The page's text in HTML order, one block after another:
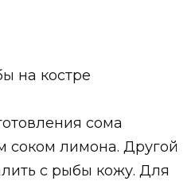
на костре
сома
соком лимона. Другой
с рыбы кожу. Для